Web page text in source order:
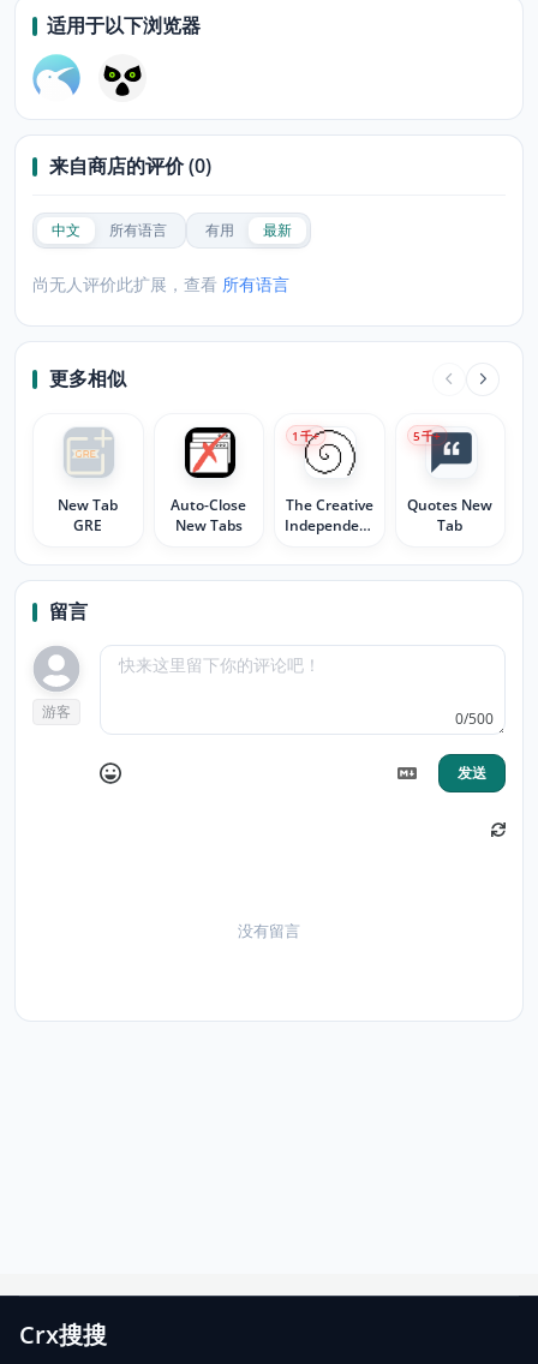
适用于以下浏览器
来自商店的评价 (0)
中文 所有语言 有用 最新
尚无人评价此扩展，查看 所有语言
更多相似
New Tab
GRE
Auto-Close
New Tabs
The Creative
Independent’s
1 千+
Quotes New
Tab
5千+
留言
游客 0/500
发送
没有留言
Crx搜搜